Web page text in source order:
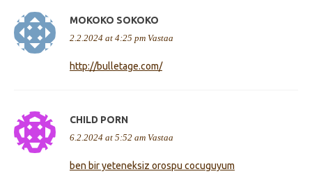
MOKOKO SOKOKO
2.2.2024 at 4:25 pm Vastaa
http://bulletage.com/
CHILD PORN
6.2.2024 at 5:52 am Vastaa
ben bir yeteneksiz orospu cocuguyum